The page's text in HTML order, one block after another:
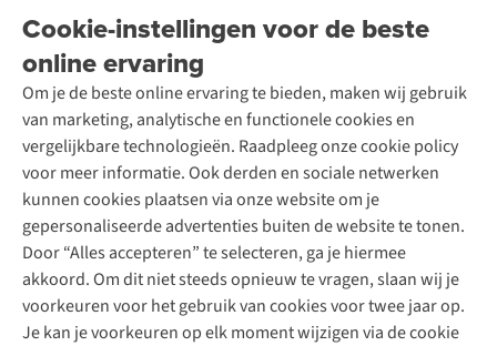
Cookie-instellingen voor de beste
online ervaring
Om je de beste online ervaring te bieden, maken wij gebruik
van marketing, analytische en functionele cookies en
vergelijkbare technologieën. Raadpleeg onze cookie policy
voor meer informatie. Ook derden en sociale netwerken
kunnen cookies plaatsen via onze website om je
gepersonaliseerde advertenties buiten de website te tonen.
Door “Alles accepteren” te selecteren, ga je hiermee
akkoord. Om dit niet steeds opnieuw te vragen, slaan wij je
voorkeuren voor het gebruik van cookies voor twee jaar op.
Je kan je voorkeuren op elk moment wijzigen via de cookie
Garantie
Contact
Onze winkels
Over A.S.Adventure
Toegankelijkheidsverklaring
Ski-onderhoud
Wasservice
Schoenonderhoud
Schoenherstelling
Kledingherstelling
Retouches
Voor bedrijven
A.S.Magazine
Podcast
Explore Academy
Explore Camp
Gear Check
Inspiratie & advies
Meld je aan voor de nieuwsbrief
Follow us